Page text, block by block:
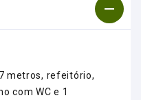
metros, refeitório,
com WC e 1